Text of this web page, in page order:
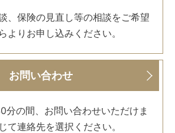
、保険の見直し等の相談をご希望
よりお申し込みください。
お問い合わせ
分の間、お問い合わせいただけま
て連絡先を選択ください。